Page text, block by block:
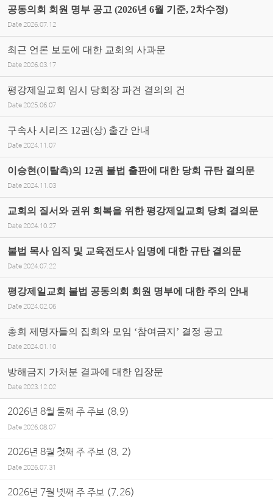
공동의회 회원 명부 공고 (2026년 6월 기준, 2차수정)
Date 2026.07.12
최근 언론 보도에 대한 교회의 사과문
Date 2026.03.17
평강제일교회 임시 당회장 파견 결의의 건
Date 2025.06.07
구속사 시리즈 12권(상) 출간 안내
Date 2024.11.07
이승현(이탈측)의 12권 불법 출판에 대한 당회 규탄 결의문
Date 2024.11.03
교회의 질서와 권위 회복을 위한 평강제일교회 당회 결의문
Date 2024.10.27
불법 목사 임직 및 교육전도사 임명에 대한 규탄 결의문
Date 2024.07.22
평강제일교회 불법 공동의회 회원 명부에 대한 주의 안내
Date 2024.02.06
총회 제명자들의 집회와 모임 ‘참여금지’ 결정 공고
Date 2024.01.10
방해금지 가처분 결과에 대한 입장문
Date 2023.12.02
2026년 8월 둘째 주 주보 (8.9)
Date2026.08.07
2026년 8월 첫째 주 주보 (8. 2)
Date2026.07.31
2026년 7월 넷째 주 주보 (7.26)